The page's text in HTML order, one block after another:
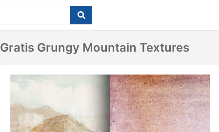
Gratis Grungy Mountain Textures